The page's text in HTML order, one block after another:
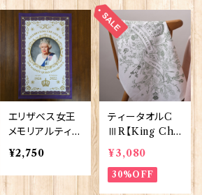
エリザベス女王
メモリアルティー
タオル【EⅡR】E
lgate 50130
¥2,750
ティータオルC
ⅢR【King Cha
rlesⅢ Corona
tion】Victoria
Eggs 50129
¥3,080
30%OFF